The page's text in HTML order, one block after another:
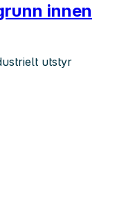
innen
utstyr